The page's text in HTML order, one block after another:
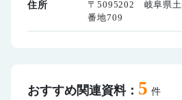
住所
〒5095202 岐阜県土
番地709
おすすめ関連資料： 5 件